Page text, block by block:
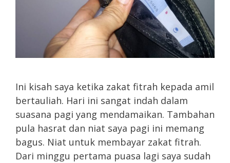
Ini kisah saya ketika zakat fitrah kepada amil
bertauliah. Hari ini sangat indah dalam
suasana pagi yang mendamaikan. Tambahan
pula hasrat dan niat saya pagi ini memang
bagus. Niat untuk membayar zakat fitrah.
Dari minggu pertama puasa lagi saya sudah